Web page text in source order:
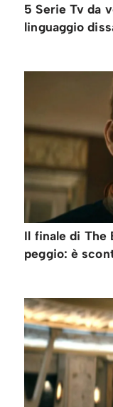
5 Serie Tv da
linguaggio
Il finale di The
peggio: è